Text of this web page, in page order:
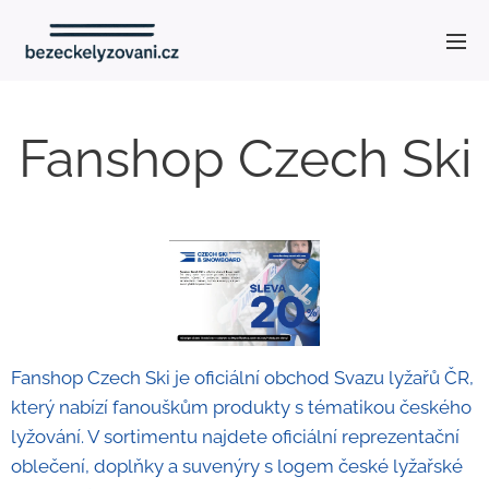
Fanshop Czech Ski
Fanshop Czech Ski je oficiální obchod Svazu lyžařů ČR,
který nabízí fanouškům produkty s tématikou českého
lyžování. V sortimentu najdete oficiální reprezentační
oblečení, doplňky a suvenýry s logem české lyžařské